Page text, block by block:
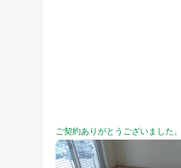
ご契約ありがとうございました。